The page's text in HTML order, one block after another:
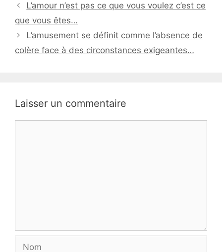
L’amour n’est pas ce que vous voulez c’est ce
que vous êtes…
L’amusement se définit comme l’absence de
colère face à des circonstances exigeantes…
Laisser un commentaire